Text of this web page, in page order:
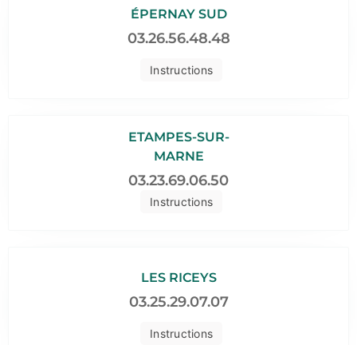
Instructions
ÉPERNAY SUD
03.26.56.48.48
Instructions
ETAMPES-SUR-
MARNE
03.23.69.06.50
Instructions
LES RICEYS
03.25.29.07.07